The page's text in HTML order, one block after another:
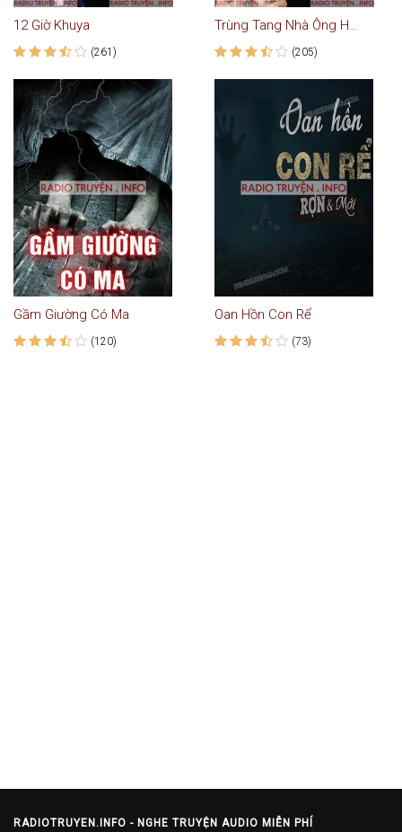
12 Giờ Khuya
(261)
Trùng Tang Nhà Ông Hùng
(205)
Gầm Giường Có Ma
(120)
Oan Hồn Con Rể
(73)
RADIOTRUYEN.INFO - NGHE TRUYỆN AUDIO MIỄN PHÍ